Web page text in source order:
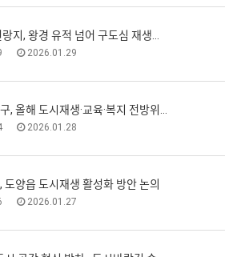
지, 왕경 유적 넘어 구도심 재생…
2026.01.29
, 올해 도시재생·교육·복지 전방위…
2026.01.28
도양읍 도시재생 활성화 방안 논의
2026.01.27